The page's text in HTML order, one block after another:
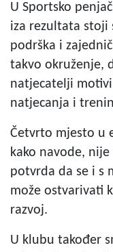
U Sportsko
iza rezultata stoji
podrška i
takvo okruženje,
natjecatelji
natjecanja i
Četvrto mjesto u
kako navode,
potvrda da se i s
može ostvarivati
razvoj.
U klubu također